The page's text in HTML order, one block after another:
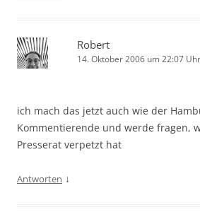
Robert
14. Oktober 2006 um 22:07 Uhr
ich mach das jetzt auch wie der
Kommentierende und werde fragen,
Presserat verpetzt hat
Antworten ↓